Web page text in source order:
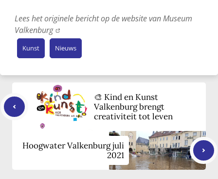
Lees het originele bericht op de website van Museum
Valkenburg
Kunst Nieuws
🎨 Kind en Kunst
Valkenburg brengt
creativiteit tot leven
Hoogwater Valkenburg juli
2021